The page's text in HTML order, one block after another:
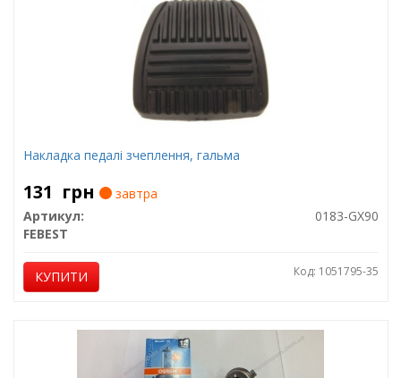
Накладка педалі зчеплення, гальма
131 грн
завтра
Артикул:
0183-GX90
FEBEST
КУПИТИ Код: 1051795-35